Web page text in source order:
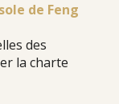
de Feng
des
la charte